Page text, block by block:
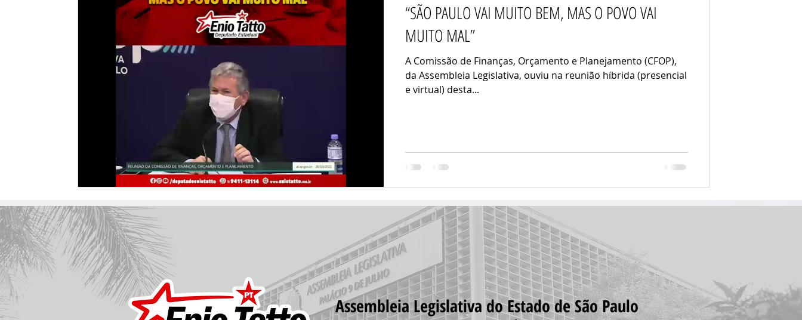
“SÃO PAULO VAI MUITO BEM, MAS O POVO VAI
MUITO MAL”
A Comissão de Finanças, Orçamento e Planejamento (CFOP),
da Assembleia Legislativa, ouviu na reunião híbrida (presencial
e virtual) desta...
Assembleia Legislativa do Estado de São Paulo